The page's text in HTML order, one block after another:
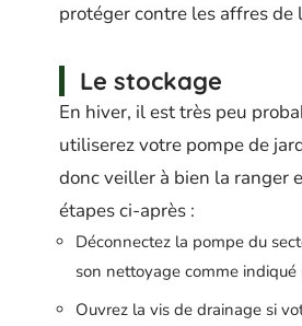
protéger contre les affres de
Le stockage
En hiver, il est très peu
utiliserez votre pompe de
donc veiller à bien la ranger
étapes ci-après :
Déconnectez la pompe du
son nettoyage comme indiqué
Ouvrez la vis de drainage si